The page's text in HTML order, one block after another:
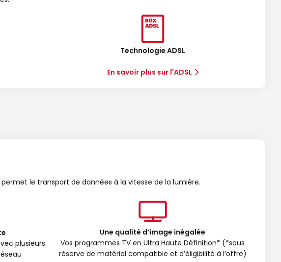
Technologie ADSL
En savoir plus sur l'ADSL
le transport de données à la vitesse de la lumière.
plusieurs
Une qualité d’image inégalée
Vos programmes TV en Ultra Haute Définition* (*sous
réserve de matériel compatible et d’éligibilité à l’offre)